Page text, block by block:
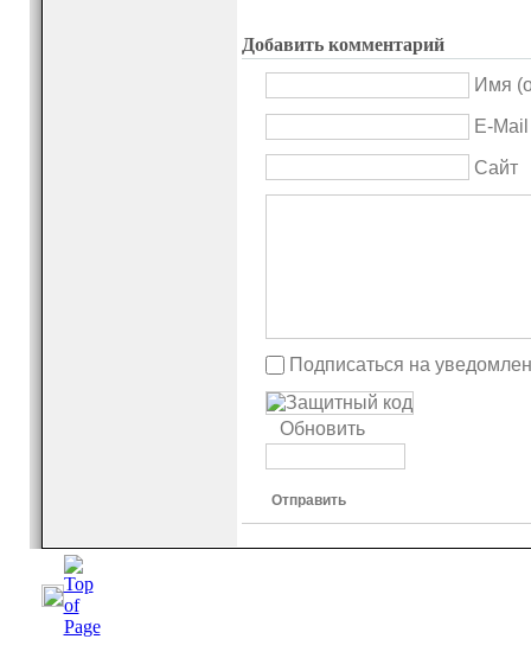
Добавить комментарий
Имя
E-
Сайт
Подписаться на
Обновить
Отправить